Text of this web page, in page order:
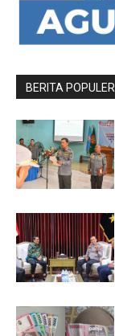
BERITA POPULER